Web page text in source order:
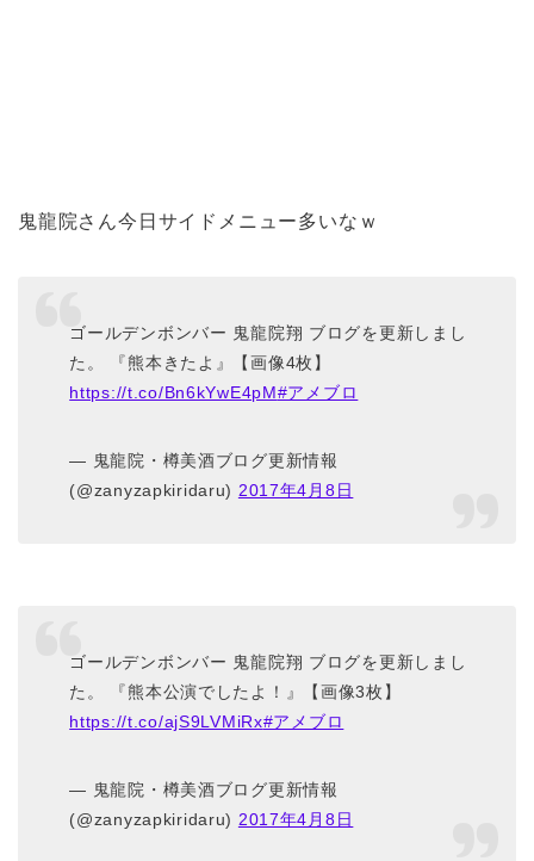
鬼龍院さん今日サイドメニュー多いなｗ
ゴールデンボンバー 鬼龍院翔 ブログを更新しまし
た。 『熊本きたよ』【画像4枚】
https://t.co/Bn6kYwE4pM#アメブロ
— 鬼龍院・樽美酒ブログ更新情報
(@zanyzapkiridaru) 2017年4月8日
ゴールデンボンバー 鬼龍院翔 ブログを更新しまし
た。 『熊本公演でしたよ！』【画像3枚】
https://t.co/ajS9LVMiRx#アメブロ
— 鬼龍院・樽美酒ブログ更新情報
(@zanyzapkiridaru) 2017年4月8日